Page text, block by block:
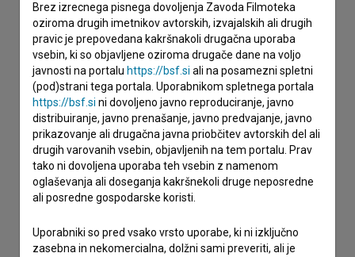
imam vprašanje
prijavljam napako
želim dodati podatke
drugo
Brez izrecnega pisnega dovoljenja Zavoda Filmoteka
oziroma drugih imetnikov avtorskih, izvajalskih ali drugih
pravic je prepovedana kakršnakoli drugačna uporaba
vsebin, ki so objavljene oziroma drugače dane na voljo
javnosti na portalu https://bsf.si ali na posamezni spletni
(pod)strani tega portala. Uporabnikom spletnega portala
https://bsf.si ni dovoljeno javno reproduciranje, javno
distribuiranje, javno prenašanje, javno predvajanje, javno
prikazovanje ali drugačna javna priobčitev avtorskih del ali
drugih varovanih vsebin, objavljenih na tem portalu. Prav
tako ni dovoljena uporaba teh vsebin z namenom
oglaševanja ali doseganja kakršnekoli druge neposredne
ali posredne gospodarske koristi.
Uporabniki so pred vsako vrsto uporabe, ki ni izključno
zasebna in nekomercialna, dolžni sami preveriti, ali je